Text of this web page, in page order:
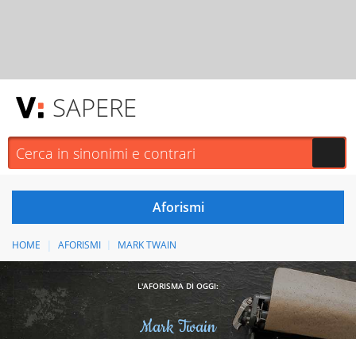
SAPERE
HOME AFORISMI MARK TWAIN
L'AFORISMA DI OGGI:
Mark Twain